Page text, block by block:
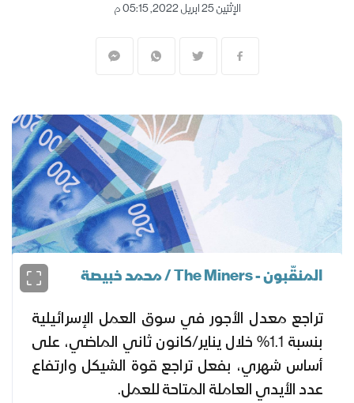
الإثنين 25 ابريل 2022, 05:15 م
المنقّبون - The Miners / محمد خبيصة
تراجع معدل الأجور في سوق العمل الإسرائيلية
بنسبة 1.1% خلال يناير/كانون ثاني الماضي، على
أساس شهري، بفعل تراجع قوة الشيكل وارتفاع
عدد الأيدي العاملة المتاحة للعمل.